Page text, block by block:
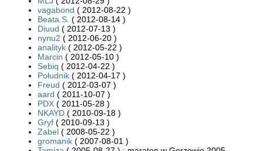
vagabond ( 2012-08-22 )
Beata.S. ( 2012-08-14 )
Diuud ( 2012-07-13 )
nynu2 ( 2012-06-20 )
analityk ( 2012-05-22 )
Marcin ( 2012-05-10 )
Sebiq ( 2012-04-22 )
Południk ( 2012-04-17 )
Freud ( 2012-03-07 )
aard ( 2011-10-07 )
PDX ( 2011-05-28 )
NKAYD ( 2010-09-18 )
Gryf ( 2010-09-13 )
Zabel ( 2008-05-22 )
gromanik ( 2007-08-01 )